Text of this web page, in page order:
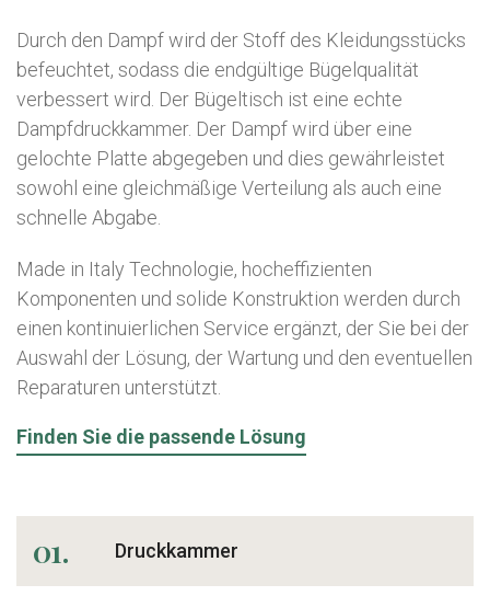
Durch den Dampf wird der Stoff des Kleidungsstücks
befeuchtet, sodass die endgültige Bügelqualität
verbessert wird. Der Bügeltisch ist eine echte
Dampfdruckkammer. Der Dampf wird über eine
gelochte Platte abgegeben und dies gewährleistet
sowohl eine gleichmäßige Verteilung als auch eine
schnelle Abgabe.
Made in Italy Technologie, hocheffizienten
Komponenten und solide Konstruktion werden durch
einen kontinuierlichen Service ergänzt, der Sie bei der
Auswahl der Lösung, der Wartung und den eventuellen
Reparaturen unterstützt.
Finden Sie die passende Lösung
01. Druckkammer